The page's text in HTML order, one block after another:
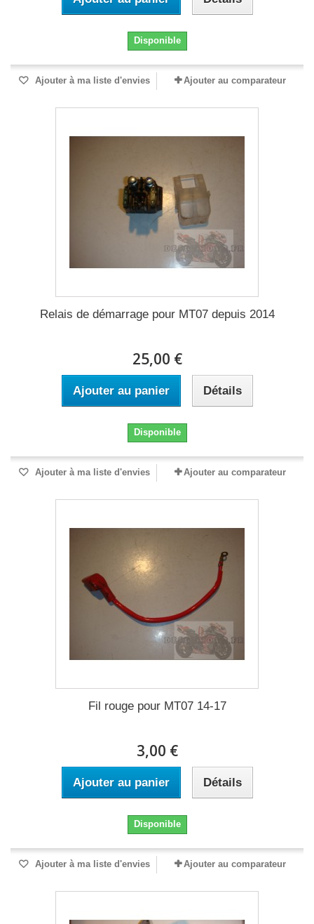
Disponible
Ajouter à ma liste d'envies Ajouter au comparateur
Relais de démarrage pour MT07 depuis 2014
25,00 €
Ajouter au panier Détails
Disponible
Ajouter à ma liste d'envies Ajouter au comparateur
Fil rouge pour MT07 14-17
3,00 €
Ajouter au panier Détails
Disponible
Ajouter à ma liste d'envies Ajouter au comparateur